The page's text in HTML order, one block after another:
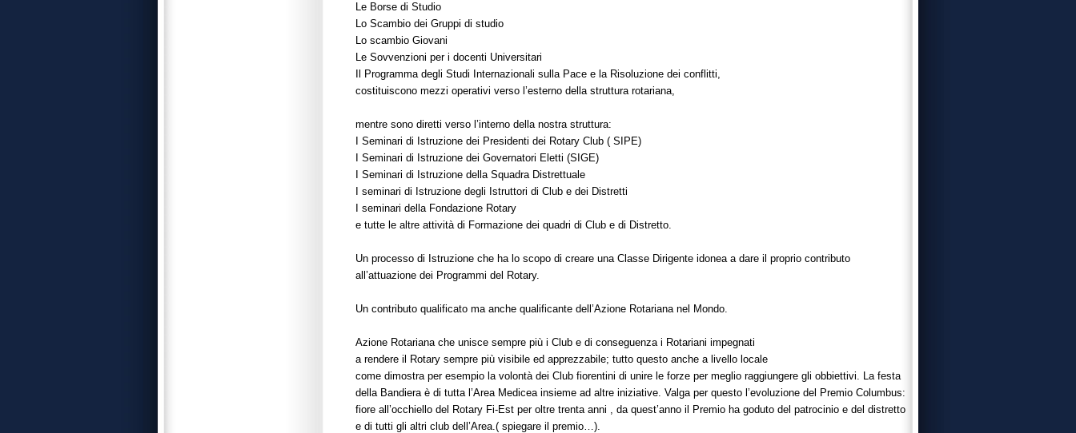
Le Borse di Studio
Lo Scambio dei Gruppi di studio
Lo scambio Giovani
Le Sovvenzioni per i docenti Universitari
Il Programma degli Studi Internazionali sulla Pace e la Risoluzione dei conflitti,
costituiscono mezzi operativi verso l’esterno della struttura rotariana,
mentre sono diretti verso l’interno della nostra struttura:
I Seminari di Istruzione dei Presidenti dei Rotary Club ( SIPE)
I Seminari di Istruzione dei Governatori Eletti (SIGE)
I Seminari di Istruzione della Squadra Distrettuale
I seminari di Istruzione degli Istruttori di Club e dei Distretti
I seminari della Fondazione Rotary
e tutte le altre attività di Formazione dei quadri di Club e di Distretto.
Un processo di Istruzione che ha lo scopo di creare una Classe Dirigente idonea a dare il proprio contributo
all’attuazione dei Programmi del Rotary.
Un contributo qualificato ma anche qualificante dell’Azione Rotariana nel Mondo.
Azione Rotariana che unisce sempre più i Club e di conseguenza i Rotariani impegnati
a rendere il Rotary sempre più visibile ed apprezzabile; tutto questo anche a livello locale
come dimostra per esempio la volontà dei Club fiorentini di unire le forze per meglio raggiungere gli obbiettivi. La festa
della Bandiera è di tutta l’Area Medicea insieme ad altre iniziative. Valga per questo l’evoluzione del Premio Columbus:
fiore all’occhiello del Rotary Fi-Est per oltre trenta anni , da quest’anno il Premio ha goduto del patrocinio e del distretto
e di tutti gli altri club dell’Area.( spiegare il premio…).